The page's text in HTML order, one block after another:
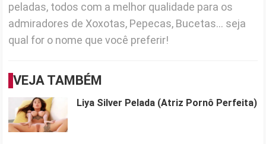
peladas, todos com a melhor qualidade para os
admiradores de Xoxotas, Pepecas, Bucetas... seja
qual for o nome que você preferir!
VEJA TAMBÉM
Liya Silver Pelada (Atriz Pornô Perfeita)